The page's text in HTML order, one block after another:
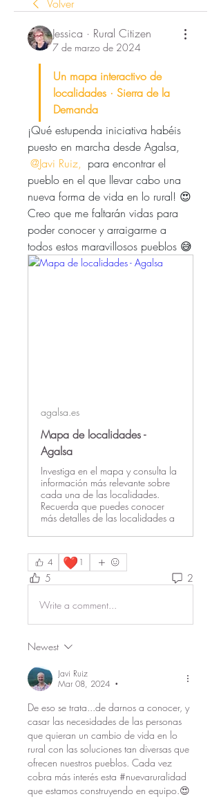
Volver
Jessica · Rural Citizen
7 de marzo de 2024
Un mapa interactivo de
localidades · Sierra de la
Demanda
¡Qué estupenda iniciativa habéis
puesto en marcha desde Agalsa,
@Javi Ruiz, para encontrar el
pueblo en el que llevar cabo una
nueva forma de vida en lo rural! 😍
Creo que me faltarán vidas para
poder conocer y arraigarme a
todos estos maravillosos pueblos 😅
agalsa.es
Mapa de localidades -
Agalsa
Investiga en el mapa y consulta la
información más relevante sobre
cada una de las localidades.
Recuerda que puedes conocer
más detalles de las localidades a
4 ❤️ 1
5 2
Write a comment...
Newest
Javi Ruiz
Mar 08, 2024
•
De eso se trata...de darnos a conocer, y
casar las necesidades de las personas
que quieran un cambio de vida en lo
rural con las soluciones tan diversas que
ofrecen nuestros pueblos. Cada vez
cobra más interés esta #nuevaruralidad
que estamos construyendo en equipo.😍